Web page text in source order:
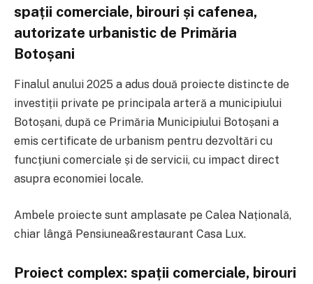
spații comerciale, birouri și cafenea,
autorizate urbanistic de Primăria
Botoșani
Finalul anului 2025 a adus două proiecte distincte de
investiții private pe principala arteră a municipiului
Botoșani, după ce Primăria Municipiului Botoșani a
emis certificate de urbanism pentru dezvoltări cu
funcțiuni comerciale și de servicii, cu impact direct
asupra economiei locale.
Ambele proiecte sunt amplasate pe Calea Națională,
chiar lângă Pensiunea&restaurant Casa Lux.
Proiect complex: spații comerciale, birouri